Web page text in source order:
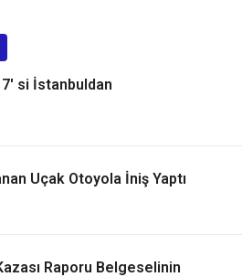
si İstanbuldan
Uçak Otoyola İniş Yaptı
Raporu Belgeselinin